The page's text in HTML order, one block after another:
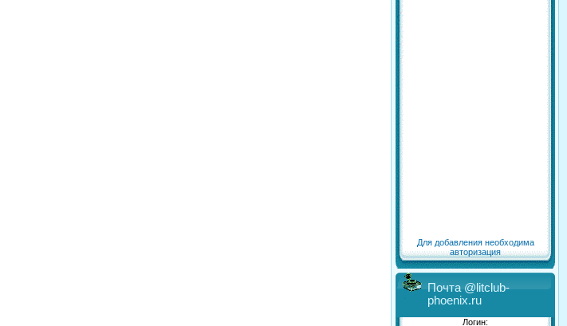
Для добавления необходима
авторизация
Почта @litclub-
phoenix.ru
Логин: